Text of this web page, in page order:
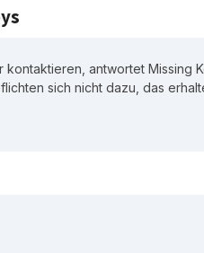
kontaktieren, antwortet Missing
sich nicht dazu, das